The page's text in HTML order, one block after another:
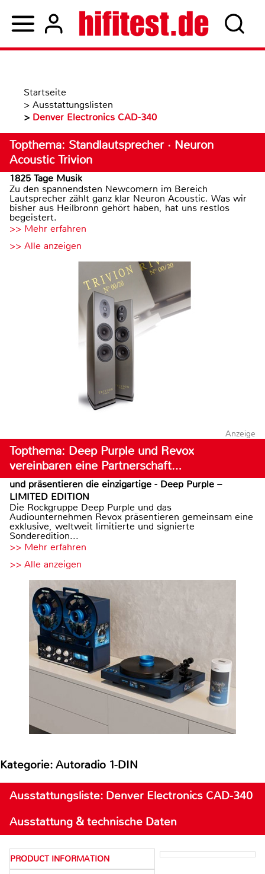
Startseite
> Ausstattungslisten
> Denver Electronics CAD-340
Topthema: Standlautsprecher · Neuron
Acoustic Trivion
1825 Tage Musik
Zu den spannendsten Newcomern im Bereich
Lautsprecher zählt ganz klar Neuron Acoustic. Was wir
bisher aus Heilbronn gehört haben, hat uns restlos
begeistert.
>> Mehr erfahren
>> Alle anzeigen
Anzeige
Topthema: Deep Purple und Revox
vereinbaren eine Partnerschaft…
und präsentieren die einzigartige - Deep Purple –
LIMITED EDITION
Die Rockgruppe Deep Purple und das
Audiounternehmen Revox präsentieren gemeinsam eine
exklusive, weltweit limitierte und signierte
Sonderedition...
>> Mehr erfahren
>> Alle anzeigen
Kategorie: Autoradio 1-DIN
Ausstattungsliste: Denver Electronics CAD-340
Ausstattung & technische Daten
PRODUCT INFORMATION